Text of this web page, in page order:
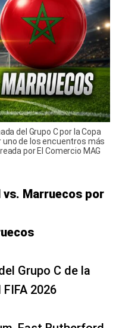
del Grupo C por la Copa
uno de los encuentros más
por El Comercio MAG
Marruecos por
Grupo C de la
2026